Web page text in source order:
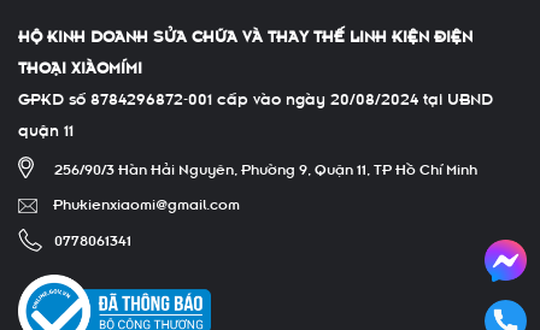
HỘ KINH DOANH SỬA CHỮA VÀ THAY THẾ LINH KIỆN ĐIỆN
THOẠI XIÀOMÍMI
GPKD số 8784296872-001 cấp vào ngày 20/08/2024 tại UBND
quận 11
256/90/3 Hàn Hải Nguyên, Phường 9, Quận 11, TP Hồ Chí Minh
Phukienxiaomi@gmail.com
0778061341